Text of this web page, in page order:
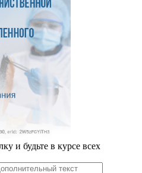
и будьте в курсе всех